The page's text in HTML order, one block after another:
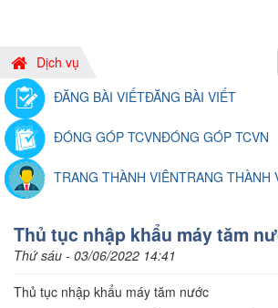
Dịch vụ
ĐĂNG BÀI VIẾTĐĂNG BÀI VIẾT
ĐÓNG GÓP TCVNĐÓNG GÓP TCVN
TRANG THÀNH VIÊNTRANG THÀNH
Thủ tục nhập khẩu máy tăm
Thứ sáu - 03/06/2022 14:41
Thủ tục nhập khẩu máy tăm nước